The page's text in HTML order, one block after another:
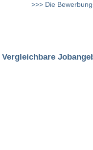
>>> Die
Vergleichbare